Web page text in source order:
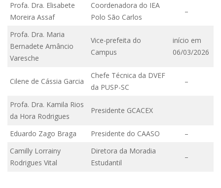
Profa. Dra. Elisabete
Moreira Assaf
Coordenadora do IEA
Polo São Carlos
–
Profa. Dra. Maria
Bernadete Amâncio
Varesche
Vice-prefeita do
Campus
início em
06/03/2026
Cilene de Cássia Garcia
Chefe Técnica da DVEF
da PUSP-SC
–
Profa. Dra. Kamila Rios
da Hora Rodrigues
Presidente GCACEX
Eduardo Zago Braga Presidente do CAASO
–
Camilly Lorrainy
Rodrigues Vital
Diretora da Moradia
Estudantil
–